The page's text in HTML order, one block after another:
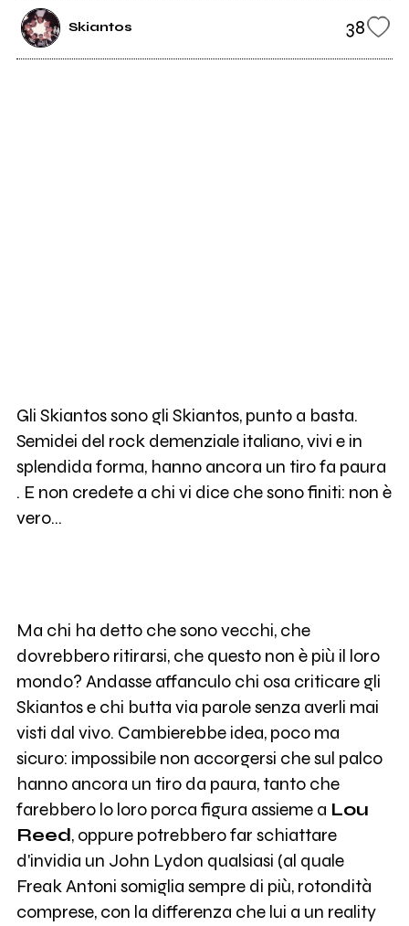
Skiantos 38
Gli Skiantos sono gli Skiantos, punto a basta.
Semidei del rock demenziale italiano, vivi e in
splendida forma, hanno ancora un tiro fa paura
. E non credete a chi vi dice che sono finiti: non è
vero...
Ma chi ha detto che sono vecchi, che
dovrebbero ritirarsi, che questo non è più il loro
mondo? Andasse affanculo chi osa criticare gli
Skiantos e chi butta via parole senza averli mai
visti dal vivo. Cambierebbe idea, poco ma
sicuro: impossibile non accorgersi che sul palco
hanno ancora un tiro da paura, tanto che
farebbero lo loro porca figura assieme a Lou
Reed, oppure potrebbero far schiattare
d'invidia un John Lydon qualsiasi (al quale
Freak Antoni somiglia sempre di più, rotondità
comprese, con la differenza che lui a un reality